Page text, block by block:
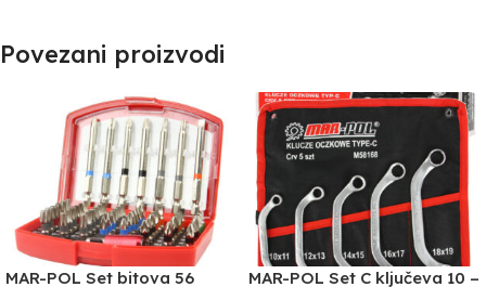
Povezani proizvodi
MAR-POL Set bitova 56
MAR-POL Set C ključeva 10 –